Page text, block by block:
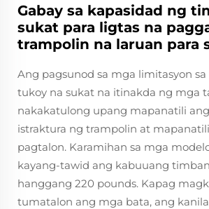
Gabay sa kapasidad ng
sukat para ligtas na
trampolin na laruan para
Ang pagsunod sa mga limitasyon
tukoy na sukat na itinakda ng mga
nakakatulong upang mapanatili
istraktura ng trampolin at
pagtalon. Karamihan sa mga
kayang-tawid ang kabuuang
hanggang 220 pounds. Kapag
tumatalon ang mga bata, ang